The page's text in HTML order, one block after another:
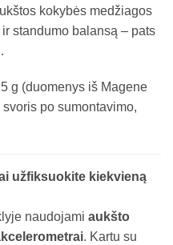
kokybės medžiagos
standumo balansą – pats
.
g (duomenys iš Magene
po sumontavimo,
užfiksuokite kiekvieną
naudojami aukšto
. Kartu su